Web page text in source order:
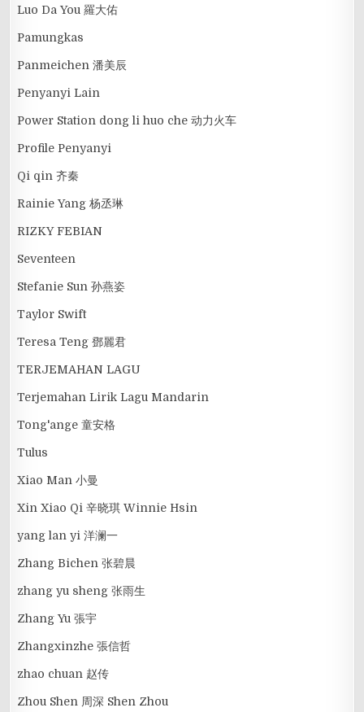
Luo Da You 羅大佑
Pamungkas
Panmeichen 潘美辰
Penyanyi Lain
Power Station dong li huo che 动力火车
Profile Penyanyi
Qi qin 齐秦
Rainie Yang 杨丞琳
RIZKY FEBIAN
Seventeen
Stefanie Sun 孙燕姿
Taylor Swift
Teresa Teng 鄧麗君
TERJEMAHAN LAGU
Terjemahan Lirik Lagu Mandarin
Tong'ange 童安格
Tulus
Xiao Man 小曼
Xin Xiao Qi 辛晓琪 Winnie Hsin
yang lan yi 洋澜一
Zhang Bichen 张碧晨
zhang yu sheng 张雨生
Zhang Yu 張宇
Zhangxinzhe 張信哲
zhao chuan 赵传
Zhou Shen 周深 Shen Zhou